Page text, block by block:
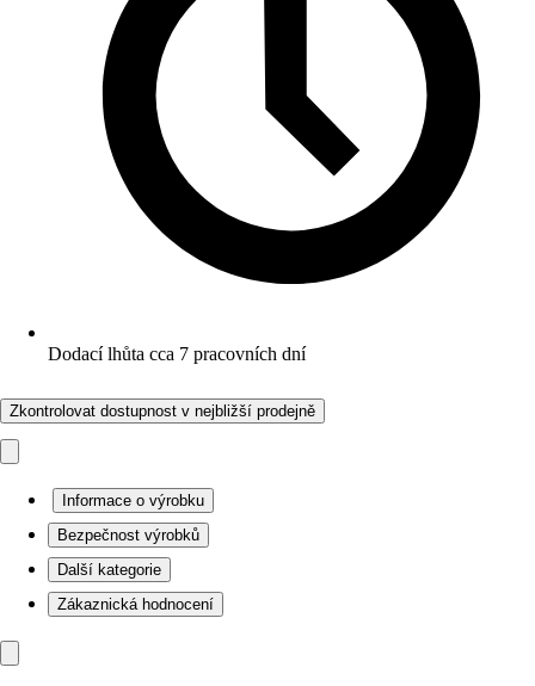
Dodací lhůta cca 7 pracovních dní
Zkontrolovat dostupnost v nejbližší prodejně
Informace o výrobku
Bezpečnost výrobků
Další kategorie
Zákaznická hodnocení